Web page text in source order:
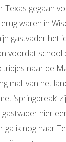
Texas gegaan
waren in
gastvader het
voordat school
tripjes naar de
mall van het
‘springbreak’
gastvader hier
ga ik nog naar